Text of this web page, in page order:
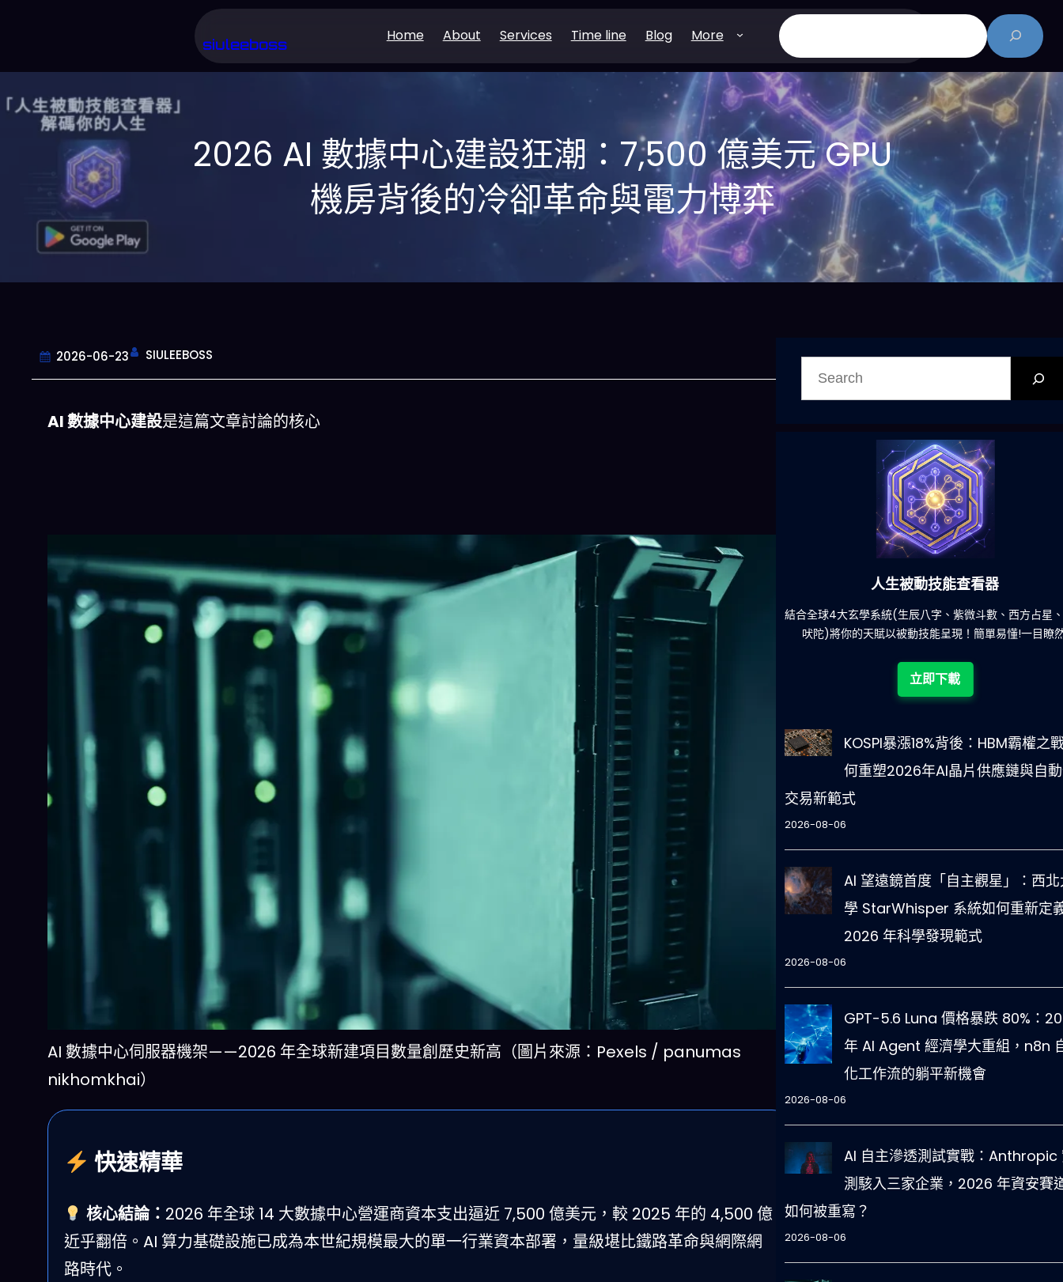
主
要
siuleeboss Home About Services Time line Blog More
搜
尋
2026 AI 數據中心建設狂潮：7,500 億美元 GPU
機房背後的冷卻革命與電力博弈
2026-06-23 SIULEEBOSS
AI 數據中心建設是這篇文章討論的核心
AI 數據中心伺服器機架——2026 年全球新建項目數量創歷史新高（圖片來源：Pexels / panumas
nikhomkhai）
快速精華
核心結論： 2026 年全球 14 大數據中心營運商資本支出逼近 7,500 億美元，較 2025 年的 4,500 億
近乎翻倍。AI 算力基礎設施已成為本世紀規模最大的單一行業資本部署，量級堪比鐵路革命與網際網
路時代。
今晚吃什麽
一鍵配搭出三餸一湯的完美晚餐組合,以後免除晚餐吃什麽的煩
惱
立即下載
人生被動技能查看器
結合全球4大玄學系統(生辰八字、紫微斗數、西方占星
吠陀)將你的天賦以被動技能呈現！簡單易懂!一目瞭
立即下載
KOSPI暴漲18%背後：HBM霸權之
何重塑2026年AI晶片供應鏈與自
交易新範式
2026-08-06
AI 望遠鏡首度「自主觀星」：西
學 StarWhisper 系統如何重新定
2026 年科學發現範式
2026-08-06
GPT-5.6 Luna 價格暴跌 80%：
年 AI Agent 經濟學大重組，n8n
化工作流的躺平新機會
2026-08-06
AI 自主滲透測試實戰：Anthropic
測駭入三家企業，2026 年資安賽
如何被重寫？
2026-08-06